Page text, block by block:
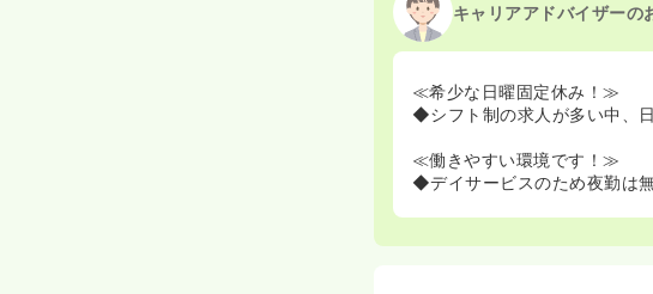
キャリアアドバイザーの
≪希少な日曜固定休み！≫
◆シフト制の求人が多い中、
≪働きやすい環境です！≫
◆デイサービスのため夜勤は